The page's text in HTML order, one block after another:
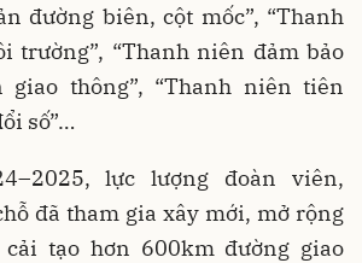
đường biên, cột mốc”, “Thanh
trường”, “Thanh niên đảm bảo
thông”, “Thanh niên tiên
số”…
lực lượng đoàn viên,
đã tham gia xây mới, mở rộng
tạo hơn 600km đường giao